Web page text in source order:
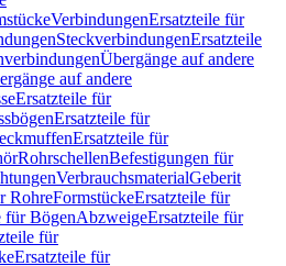
VerbindungenErsatzteile für
SteckverbindungenErsatzteile
Übergänge auf andere
auf andere
Ersatzteile für
Ersatzteile für
Ersatzteile für
RohrschellenBefestigungen für
VerbrauchsmaterialGeberit
RohreFormstückeErsatzteile für
für BögenAbzweigeErsatzteile für
für
Ersatzteile für